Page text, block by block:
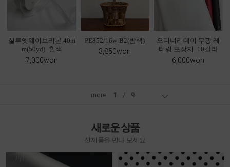
실루엣웨이브리본 40m
m(50yd)_흰색
7,000won
PE852/16w-B2(밤색)
3,850won
오디너리데이 무광 레
터링 포장지_10칼라
6,000won
more 1 / 9
새로운 상품
신제품을 만나 보세요